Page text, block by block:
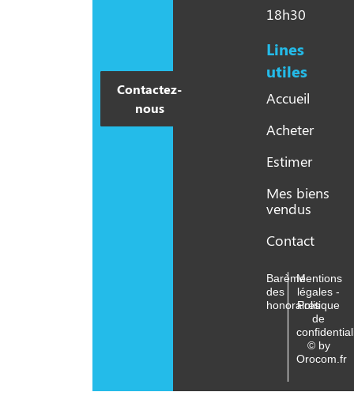
Contactez-
nous
18h30
Lines
utiles​
Accueil
Acheter
Estimer
Mes biens
vendus
Contact
Barème
des
honoraires
Mentions
légales -
Politique
de
© by
Orocom.fr